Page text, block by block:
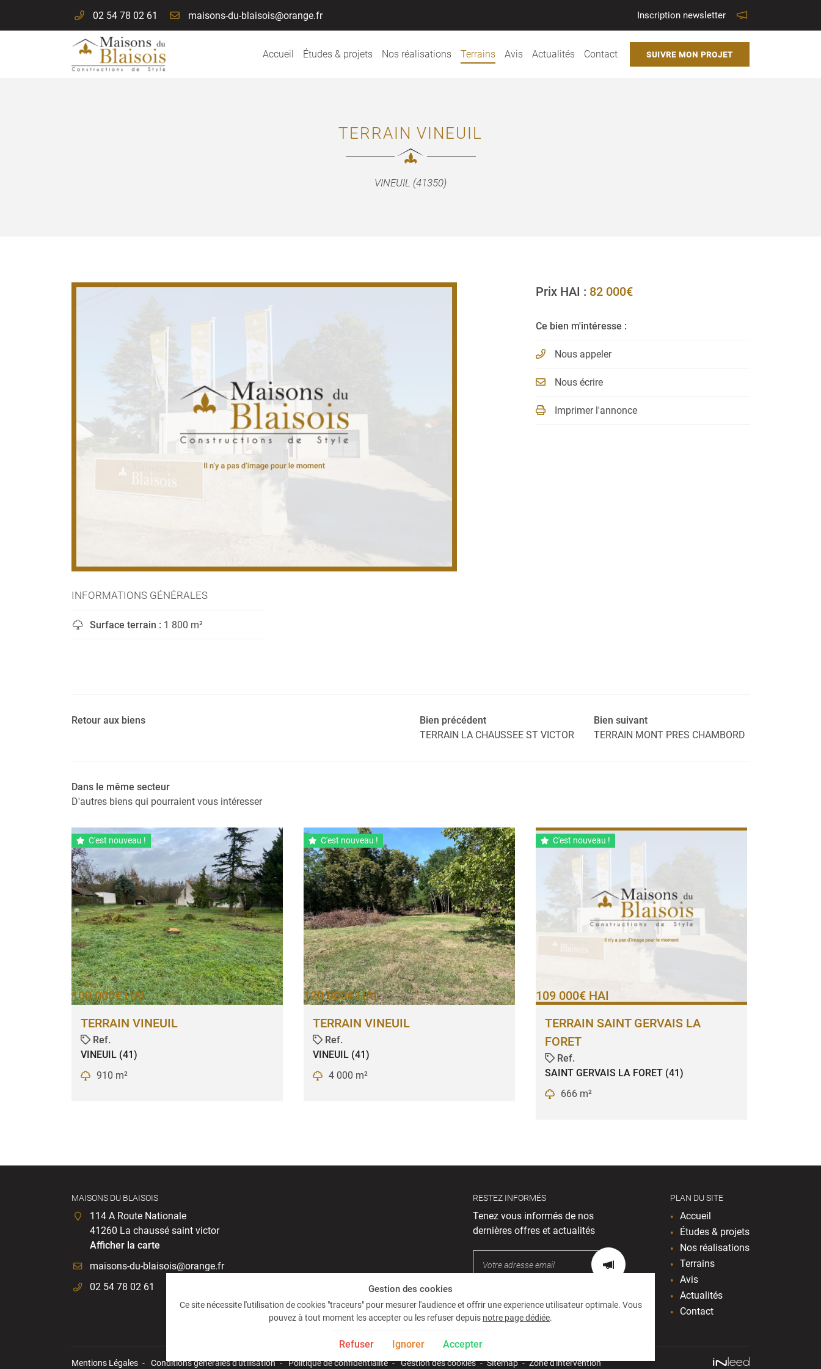
02 54 78 02 61 Inscription newsletter
Accueil Études & projets Nos réalisations Terrains Avis Actualités Contact SUIVRE MON PROJET
41260 La chaussé saint victor
le formulaire de désinscription.
TERRAIN VINEUIL
VINEUIL (41350)
Prix HAI : 82 000€
Ce bien m'intéresse :
Nous appeler
Nous écrire
Imprimer l'annonce
INFORMATIONS GÉNÉRALES
 Surface terrain : 1 800 m²
Retour aux biens
Bien précédent
TERRAIN LA CHAUSSEE ST VICTOR
Bien suivant
TERRAIN MONT PRES CHAMBORD
Dans le même secteur
D'autres biens qui pourraient vous intéresser
 C'est nouveau !
100 000€ HAI
TERRAIN VINEUIL
 Ref.
VINEUIL (41)
 910 m²
 C'est nouveau !
120 000€ HAI
TERRAIN VINEUIL
 Ref.
VINEUIL (41)
 4 000 m²
 C'est nouveau !
109 000€ HAI
TERRAIN SAINT GERVAIS LA
FORET
 Ref.
SAINT GERVAIS LA FORET (41)
 666 m²
MAISONS DU BLAISOIS
114 A Route Nationale
41260 La chaussé saint victor
Afficher la carte
02 54 78 02 61
RESTEZ INFORMÉS
Tenez vous informés de nos
dernières offres et actualités
PLAN DU SITE
Accueil
Études & projets
Nos réalisations
Terrains
Avis
Actualités
Contact
Mentions Légales Conditions générales d'utilisation Politique de confidentialité Gestion des cookies Sitemap Zone d'intervention
Gestion des cookies
Ce site nécessite l'utilisation de cookies "traceurs" pour mesurer l'audience et offrir une experience utilisateur optimale. Vous
pouvez à tout moment les accepter ou les refuser depuis notre page dédiée.
Refuser Ignorer Accepter